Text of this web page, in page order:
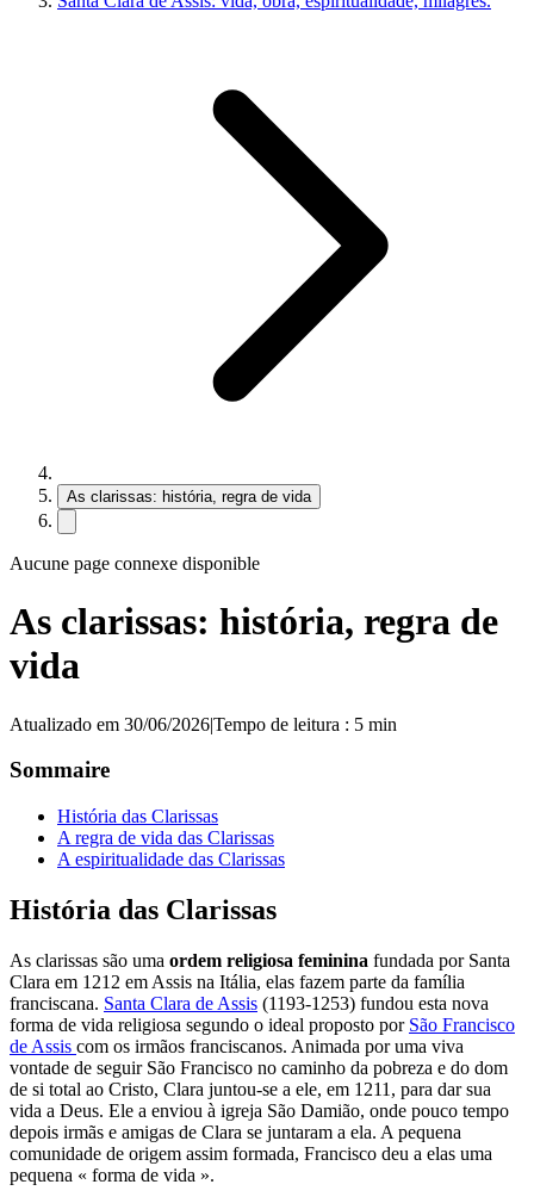
As clarissas: história, regra de vida
Aucune page connexe disponible
As clarissas: história, regra de
vida
Atualizado em 30/06/2026|Tempo de leitura : 5 min
Sommaire
História das Clarissas
A regra de vida das Clarissas
A espiritualidade das Clarissas
História das Clarissas
As clarissas são uma ordem religiosa feminina fundada por Santa
Clara em 1212 em Assis na Itália, elas fazem parte da família
franciscana. Santa Clara de Assis (1193-1253) fundou esta nova
forma de vida religiosa segundo o ideal proposto por São Francisco
de Assis com os irmãos franciscanos. Animada por uma viva
vontade de seguir São Francisco no caminho da pobreza e do dom
de si total ao Cristo, Clara juntou-se a ele, em 1211, para dar sua
vida a Deus. Ele a enviou à igreja São Damião, onde pouco tempo
depois irmãs e amigas de Clara se juntaram a ela. A pequena
comunidade de origem assim formada, Francisco deu a elas uma
pequena « forma de vida ».